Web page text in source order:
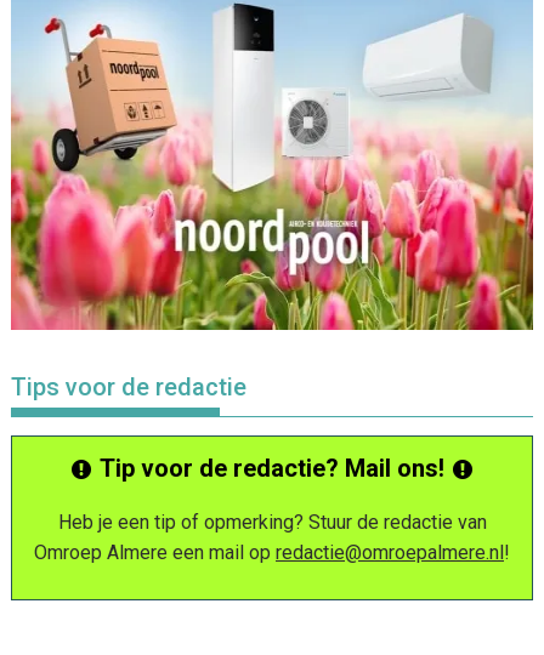
Tips voor de redactie
Tip voor de redactie? Mail ons!
Heb je een tip of opmerking? Stuur de redactie van
Omroep Almere een mail op redactie@omroepalmere.nl!